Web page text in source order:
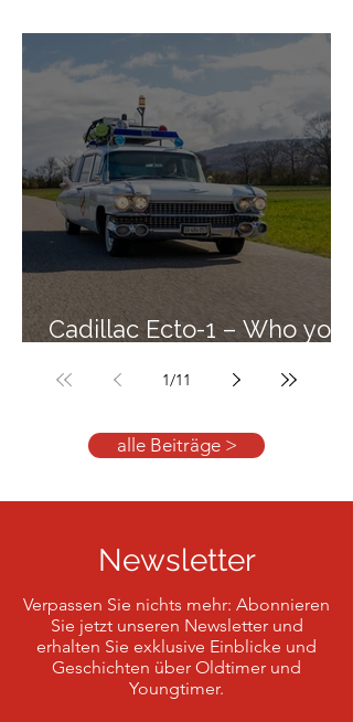
Cadillac Ecto-1 – Who you
1/11
alle Beiträge >
Newsletter
Verpassen Sie nichts mehr: Abonnieren
Sie jetzt unseren Newsletter und
erhalten Sie exklusive Einblicke und
Geschichten über Oldtimer und
Youngtimer.